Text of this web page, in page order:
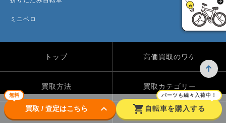
無料
買取 / 査定はこちら keyboard_arrow_down shopping_cart
パーツも続々入荷中！
自転車を購入する
ミニベロ
トップ 高価買取のワケ
買取方法 買取カテゴリー